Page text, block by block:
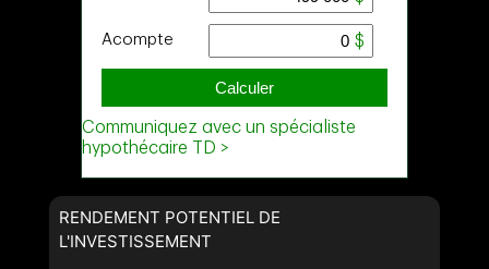
RENDEMENT POTENTIEL DE
L'INVESTISSEMENT